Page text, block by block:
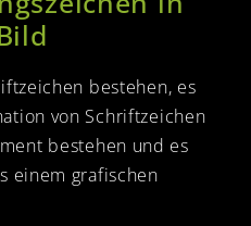
bestehen, es
von Schriftzeichen
bestehen und es
einem grafischen